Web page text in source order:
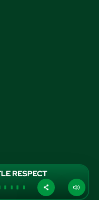
RESPECT